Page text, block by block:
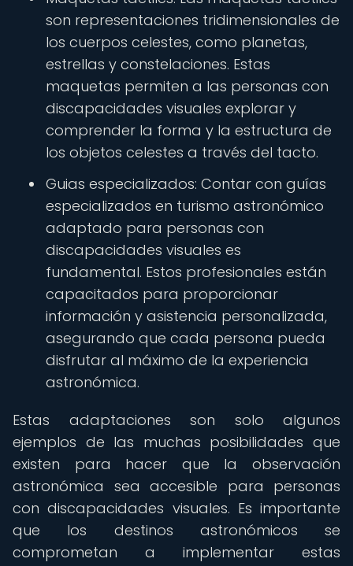
son representaciones tridimensionales de
los cuerpos celestes, como planetas,
estrellas y constelaciones. Estas
maquetas permiten a las personas con
discapacidades visuales explorar y
comprender la forma y la estructura de
los objetos celestes a través del tacto.
Guias especializados: Contar con guías
especializados en turismo astronómico
adaptado para personas con
discapacidades visuales es
fundamental. Estos profesionales están
capacitados para proporcionar
información y asistencia personalizada,
asegurando que cada persona pueda
disfrutar al máximo de la experiencia
astronómica.
Estas adaptaciones son solo algunos
ejemplos de las muchas posibilidades que
existen para hacer que la observación
astronómica sea accesible para personas
con discapacidades visuales. Es importante
que los destinos astronómicos se
comprometan a implementar estas